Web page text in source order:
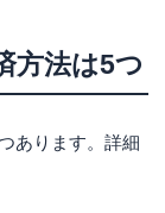
方法は5つ
あります。詳細